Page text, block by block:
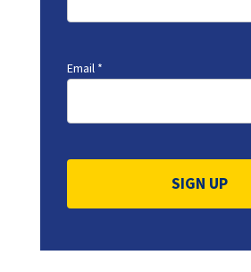
Email *
Contact